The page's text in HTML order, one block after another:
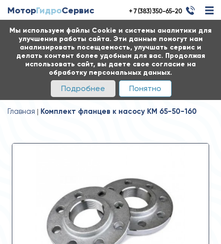
Мы используем файлы Cookie и системы аналитики для
улучшения работы сайта. Эти данные помогут нам
анализировать посещаемость, улучшать сервис и
делать контент более удобным для вас. Продолжая
использовать сайт, вы даете свое согласие на
обработку персональных данных.
Подробнее Понятно
МоторГидроСервис + 7 (383) 350-65-20
Главная Комплект фланцев к насосу КМ 65-50-160